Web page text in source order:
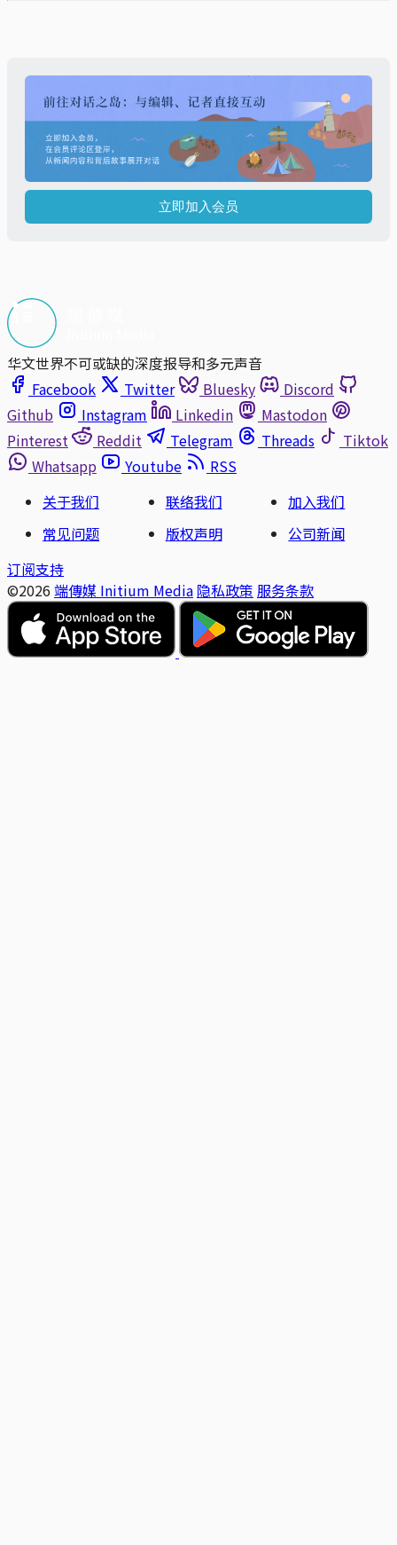
立即加入会员
华文世界不可或缺的深度报导和多元声音
Facebook
Twitter Bluesky
Discord
Github
Instagram Linkedin
Mastodon
Pinterest
Reddit Telegram Threads
Tiktok
Whatsapp
Youtube
RSS
关于我们
联络我们
加入我们
常见问题
版权声明
公司新闻
订阅支持
©2026 端傳媒 Initium Media 隐私政策 服务条款